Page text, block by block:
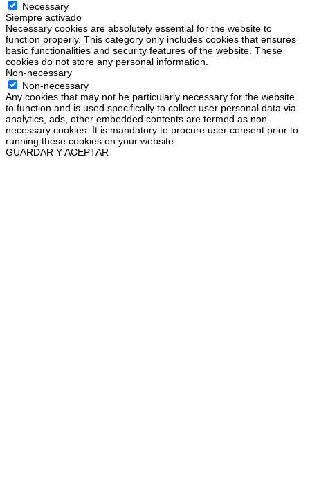
Necessary
Siempre activado
Necessary cookies are absolutely essential for the website to
function properly. This category only includes cookies that ensures
basic functionalities and security features of the website. These
cookies do not store any personal information.
Non-necessary
Non-necessary
Any cookies that may not be particularly necessary for the website
to function and is used specifically to collect user personal data via
analytics, ads, other embedded contents are termed as non-
necessary cookies. It is mandatory to procure user consent prior to
running these cookies on your website.
GUARDAR Y ACEPTAR